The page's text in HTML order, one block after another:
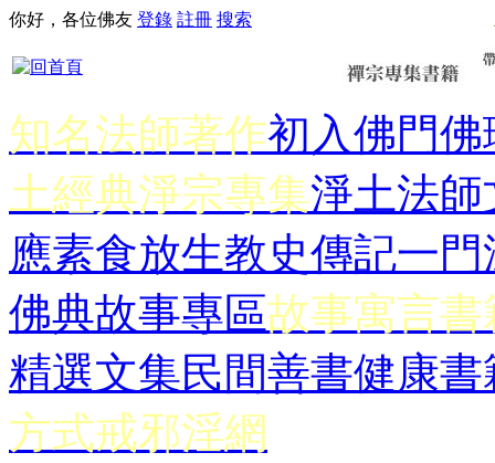
你好，各位佛友 登錄 註冊 搜索
知名法師著作初入佛門佛
土經典淨宗專集淨土法師
應素食放生教史傳記一門
佛典故事專區故事寓言書
精選文集民間善書健康書
方式戒邪淫網